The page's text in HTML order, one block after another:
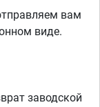
вам
виде.
заводской